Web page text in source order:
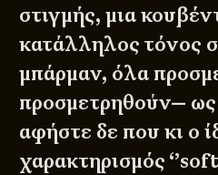
στιγμής, μια
κατάλληλος τόνος
μπάρμαν, όλα
προσμετρηθούν— ως
αφήστε δε που κι ο
χαρακτηρισμός